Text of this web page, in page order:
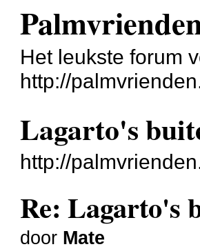
Het leukste forum
http://
Lagarto's
http://
Re: Lagarto's
door Mate